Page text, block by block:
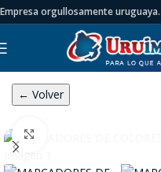
Empresa orgullosamente uruguaya.
← Volver